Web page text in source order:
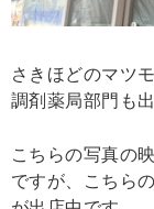
さきほどのマツ
調剤薬局部門も出
こちらの写真の
ですが、こちら